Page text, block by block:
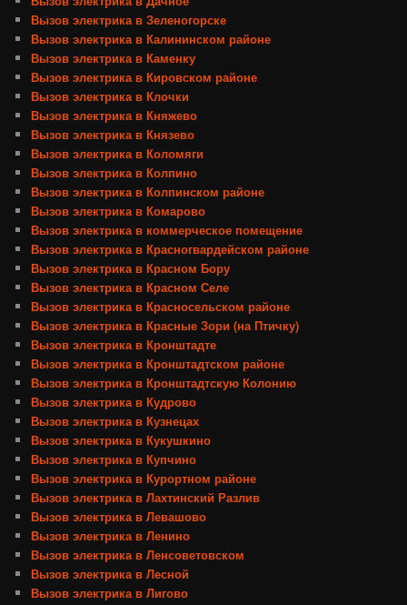
Вызов электрика в Зеленогорске
Вызов электрика в Калининском районе
Вызов электрика в Каменку
Вызов электрика в Кировском районе
Вызов электрика в Клочки
Вызов электрика в Княжево
Вызов электрика в Князево
Вызов электрика в Коломяги
Вызов электрика в Колпино
Вызов электрика в Колпинском районе
Вызов электрика в Комарово
Вызов электрика в коммерческое помещение
Вызов электрика в Красногвардейском районе
Вызов электрика в Красном Бору
Вызов электрика в Красном Селе
Вызов электрика в Красносельском районе
Вызов электрика в Красные Зори (на Птичку)
Вызов электрика в Кронштадте
Вызов электрика в Кронштадтском районе
Вызов электрика в Кронштадтскую Колонию
Вызов электрика в Кудрово
Вызов электрика в Кузнецах
Вызов электрика в Кукушкино
Вызов электрика в Купчино
Вызов электрика в Курортном районе
Вызов электрика в Лахтинский Разлив
Вызов электрика в Левашово
Вызов электрика в Ленино
Вызов электрика в Ленсоветовском
Вызов электрика в Лесной
Вызов электрика в Лигово